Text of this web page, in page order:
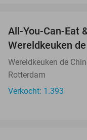
All-You-Can-Eat
Wereldkeuken
Wereldkeuken de
Rotterdam
Verkocht: 1.393